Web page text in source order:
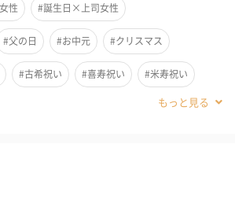
にコーティングしたぐい吞みです。
性 #誕生日×上司女性
#父の日 #お中元 #クリスマス
#古希祝い #喜寿祝い #米寿祝い
#彼氏